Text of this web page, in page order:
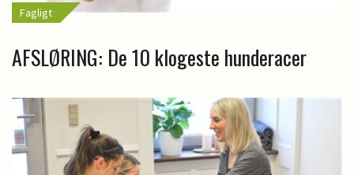
Fagligt
AFSLØRING: De 10 klogeste hunderacer